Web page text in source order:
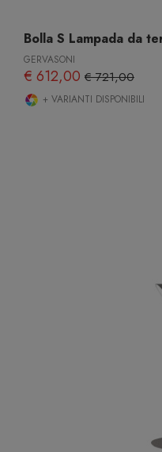
Bolla S Lampada da
GERVASONI
€ 612,00 € 721,00
+ VARIANTI DISPONIBILI